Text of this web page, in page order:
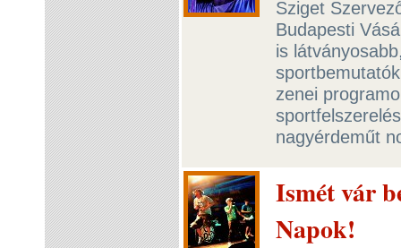
Sziget
Budapesti
is
zenei
nagyérdeműt
Ismét vár
Napok!